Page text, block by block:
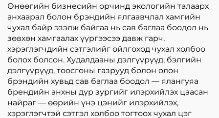
Өнөөгийн бизнесийн орчинд экологийн талаарх
анхаарал болон брэндийн ялгаавчлал хамгийн
чухал байр эзэлж байгаа нь сав баглаа боодол нь
зөвхөн хамгаалах үүргээсээ давж гарч,
хэрэглэгчдийн сэтгэлийг ойлгоход чухал холбоо
болох болсон. Худалдааны дэлгүүрүүд, бэлгийн
дэлгүүрүүд, тоосгоны газрууд болон олон
брэндийн хувьд сав баглаа боодол — ялангуяа
брендийн анхны дүр зургийг илэрхийлэх цаасан
найраг — өөрийн үнэ цэнийг илэрхийлэх,
хэрэглэгчтэй сэтгэл холбоо тогтоох чухал цэг